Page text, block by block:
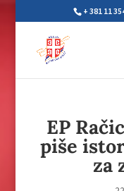
+ 381 11
EP
piše
za